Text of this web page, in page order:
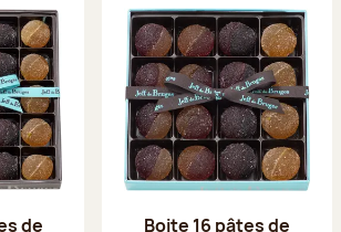
de Boite 16 pâtes de